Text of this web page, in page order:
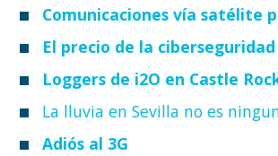
Comunicaciones vía satélite
El precio de la ciberseguridad
Loggers de i2O en Castle
La lluvia en Sevilla no es
Adiós al 3G